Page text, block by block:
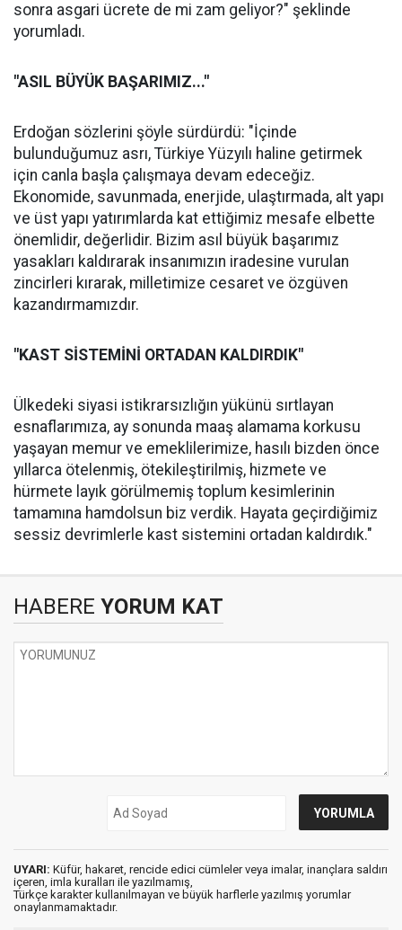
sonra asgari ücrete de mi zam geliyor?" şeklinde
yorumladı.
"ASIL BÜYÜK BAŞARIMIZ..."
Erdoğan sözlerini şöyle sürdürdü: "İçinde
bulunduğumuz asrı, Türkiye Yüzyılı haline getirmek
için canla başla çalışmaya devam edeceğiz.
Ekonomide, savunmada, enerjide, ulaştırmada, alt yapı
ve üst yapı yatırımlarda kat ettiğimiz mesafe elbette
önemlidir, değerlidir. Bizim asıl büyük başarımız
yasakları kaldırarak insanımızın iradesine vurulan
zincirleri kırarak, milletimize cesaret ve özgüven
kazandırmamızdır.
"KAST SİSTEMİNİ ORTADAN KALDIRDIK"
Ülkedeki siyasi istikrarsızlığın yükünü sırtlayan
esnaflarımıza, ay sonunda maaş alamama korkusu
yaşayan memur ve emeklilerimize, hasılı bizden önce
yıllarca ötelenmiş, ötekileştirilmiş, hizmete ve
hürmete layık görülmemiş toplum kesimlerinin
tamamına hamdolsun biz verdik. Hayata geçirdiğimiz
sessiz devrimlerle kast sistemini ortadan kaldırdık."
HABERE YORUM KAT
UYARI: Küfür, hakaret, rencide edici cümleler veya imalar, inançlara saldırı
içeren, imla kuralları ile yazılmamış,
Türkçe karakter kullanılmayan ve büyük harflerle yazılmış yorumlar
onaylanmamaktadır.